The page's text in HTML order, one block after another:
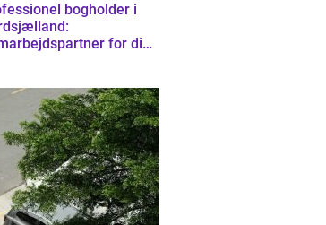
bogholder i
for din